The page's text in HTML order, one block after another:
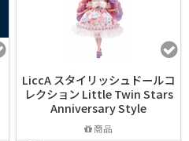
LiccA スタイリッシュドールコ
レクション Little Twin Stars
Anniversary Style
商品